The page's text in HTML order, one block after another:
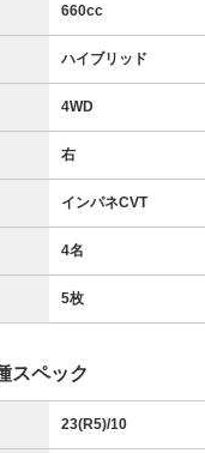
660cc
ハイブリッド
4WD
右
インパネCVT
4名
5枚
スペック
23(R5)/10